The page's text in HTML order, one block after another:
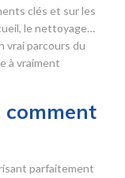
clés et sur les
le nettoyage…
vrai parcours du
à vraiment
comment
parfaitement